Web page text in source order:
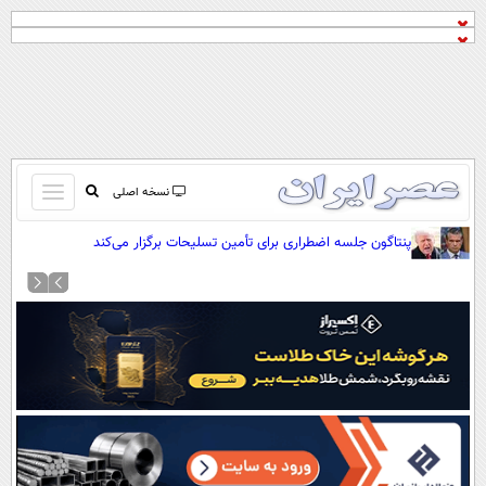
نسخه اصلی
باز
و
کردن
منو
صفحه اول
آرشیو
نظرسنجی
آب و هوا
اوقات شرعی
سواد زندگی
پنتاگون جلسه اضطراری برای تأمین تسلیحات برگزار می‌کند